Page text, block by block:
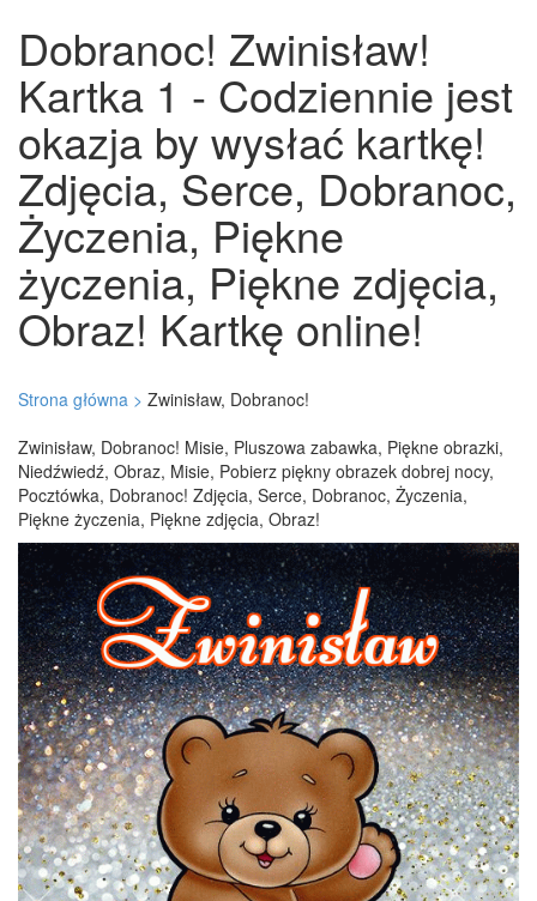
Dobranoc! Zwinisław!
Kartka 1 - Codziennie jest
okazja by wysłać kartkę!
Zdjęcia, Serce, Dobranoc,
Życzenia, Piękne
życzenia, Piękne zdjęcia,
Obraz! Kartkę online!
Strona główna > Zwinisław, Dobranoc!
Zwinisław, Dobranoc! Misie, Pluszowa zabawka, Piękne obrazki,
Niedźwiedź, Obraz, Misie, Pobierz piękny obrazek dobrej nocy,
Pocztówka, Dobranoc! Zdjęcia, Serce, Dobranoc, Życzenia,
Piękne życzenia, Piękne zdjęcia, Obraz!